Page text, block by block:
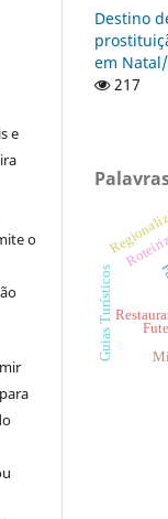
e
o
Destino
em
217
Guias Turísticos